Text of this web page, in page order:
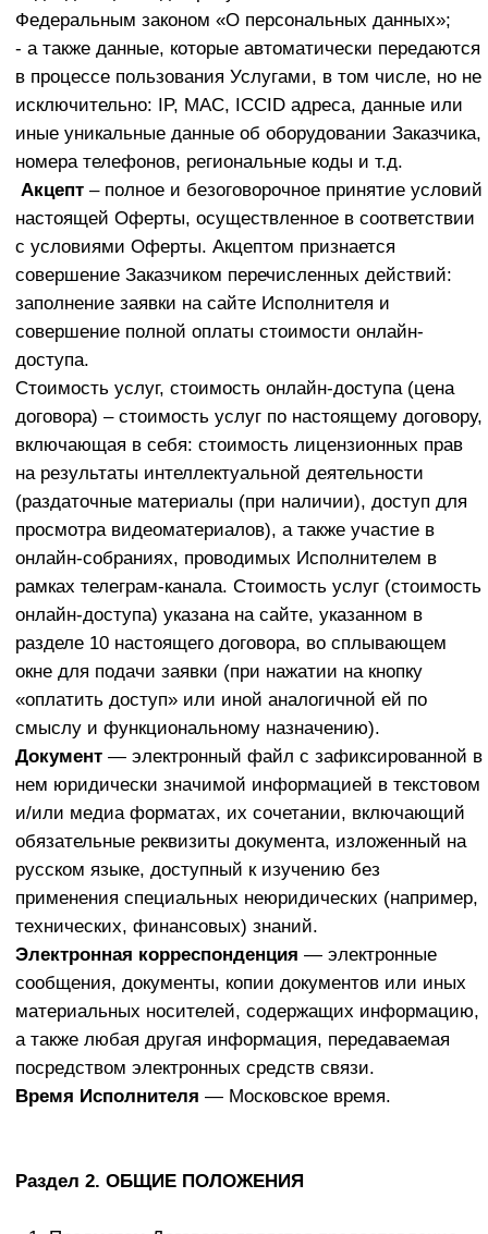
- готовые майнд-карты как монетизировать канал;
- записи прямых эфиров с обратной связью по
вопросам участников.
Исполнитель оставляет за собой право на
Исполнитель оставляет за собой право на
привлечение третьих лиц для оказания услуг в
соответствии с настоящим Договором.
Совершение акцепта, влекущее заключение
договора между Исполнителем и Заказчиком на
оказание платных информационных услуг по
совершения Заказчиком следующих действий:
заполнение заявки на получение услуг на сайте
Исполнителя, содержащей в себе данные
стоимости подписки. Заявка однозначно
идентифицирует лицо, её подавшего, как
Оплата стоимости онлайн-доступа Заказчиком
считается безоговорочным акцептом настоящей
оферты. Оплата стоимости подписки на участие
возможна следующими способами:
6.1.Внесение стоимости услуги посредством
заполнения заявки на сайте Исполнителя и
посредством интернет-эквайринга.
Оплата стоимости услуги возможна посредством
выставления счёта Заказчику и его оплаты.
Исполнитель вправе в любое время вносить
изменения и дополнение в настоящую Оферту, а
также в иные документы, размещенные в сети
уведомления и информирования Заказчика об
этом.
Заказчик самостоятельно отслеживает
актуальность содержания условий настоящей
оферты. Действующая редакции Оферты
вступает в силу с момента опубликования на
Оферту, не имеют обратной силы.
Раздел 3. УСЛОВИЯ ПРЕДОСТАВЛЕНИЯ УСЛУГ
1.Для предоставления Услуг Заказчик оставляет
заявку на сайте Исполнителя. Исполнитель
направления на адрес электронной почты
Заказчика, указанный им при подаче заявки
электронного письма, ссылки на реквизиты и
способы оплаты обучения.
Заказчик вносит Стоимость услуги в размере,
указанном на сайте Исполнителя.
Верификация осуществляется в несколько
акцептовавшего Оферту и изъявившего желание